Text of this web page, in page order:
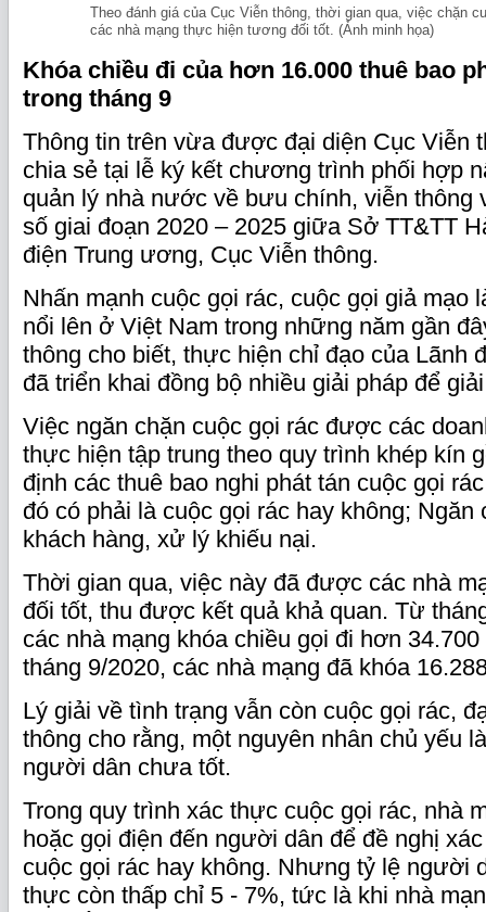
Theo đánh giá của Cục Viễn thông, thời gian qua, việc chặn
các nhà mạng thực hiện tương đối tốt. (Ảnh minh họa)
Khóa chiều đi của hơn 16.000 thuê bao
trong tháng 9
Thông tin trên vừa được đại diện Cục Viễn
chia sẻ tại lễ ký kết chương trình phối hợp
quản lý nhà nước về bưu chính, viễn thông
số giai đoạn 2020 – 2025 giữa Sở TT&TT
điện Trung ương, Cục Viễn thông.
Nhấn mạnh cuộc gọi rác, cuộc gọi giả mạo
nổi lên ở Việt Nam trong những năm gần
thông cho biết, thực hiện chỉ đạo của Lãnh
đã triển khai đồng bộ nhiều giải pháp để
Việc ngăn chặn cuộc gọi rác được các
thực hiện tập trung theo quy trình khép kín
định các thuê bao nghi phát tán cuộc gọi
đó có phải là cuộc gọi rác hay không; Ngăn
khách hàng, xử lý khiếu nại.
Thời gian qua, việc này đã được các nhà
đối tốt, thu được kết quả khả quan. Từ
các nhà mạng khóa chiều gọi đi hơn
tháng 9/2020, các nhà mạng đã khóa
Lý giải về tình trạng vẫn còn cuộc gọi rác,
thông cho rằng, một nguyên nhân chủ yếu
người dân chưa tốt.
Trong quy trình xác thực cuộc gọi rác, nhà
hoặc gọi điện đến người dân để đề nghị
cuộc gọi rác hay không. Nhưng tỷ lệ người
thực còn thấp chỉ 5 - 7%, tức là khi nhà